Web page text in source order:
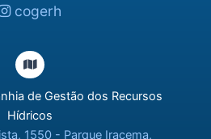
cogerh
de Gestão dos Recursos
Hídricos
1550 - Parque Iracema,